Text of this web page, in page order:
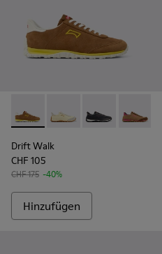
Drift Walk - K201885-003 -
Drift Walk - K201885-
Drift Walk -
Drift
Drift Walk
CHF 105
CHF 175 -40%
Hinzufügen